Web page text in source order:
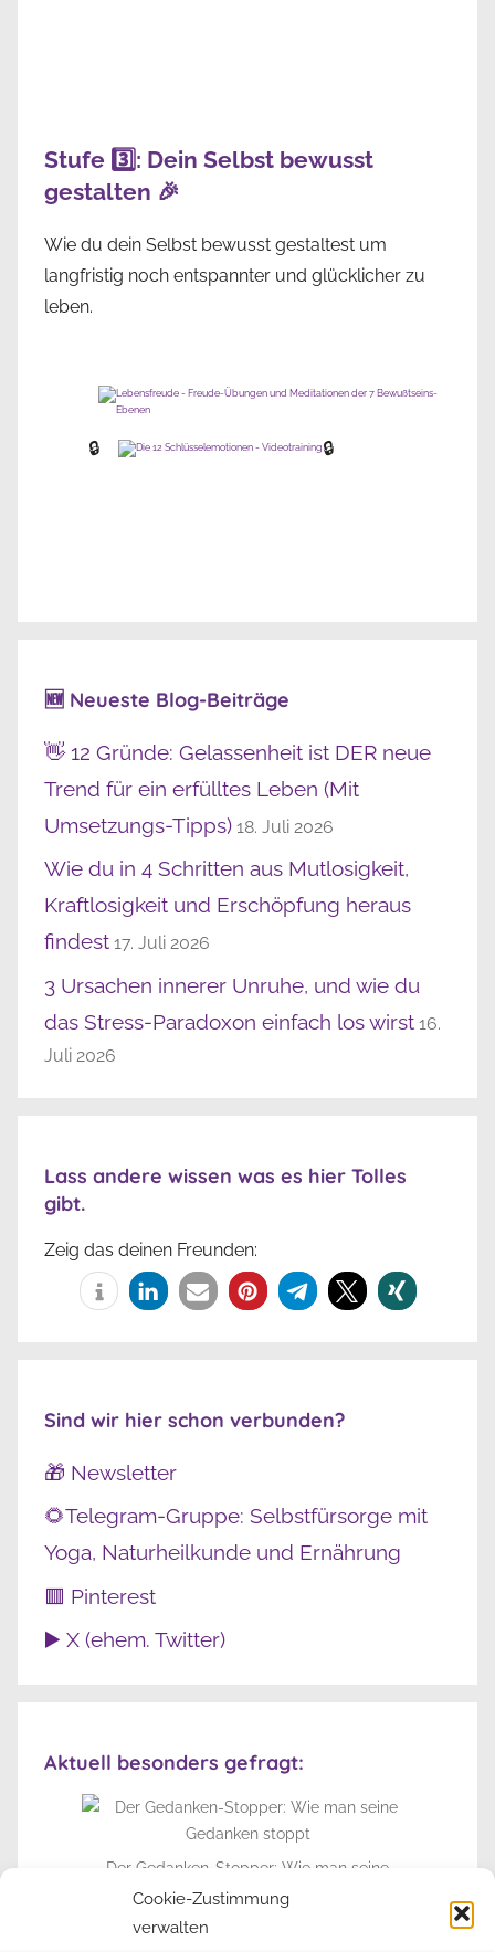
Cookie-Zustimmung
verwalten
Stufe 3️⃣: Dein Selbst bewusst
gestalten 🎉
Wie du dein Selbst bewusst gestaltest um
langfristig noch entspannter und glücklicher zu
leben.
🔒 🔒
🆕 Neueste Blog-Beiträge
👋 12 Gründe: Gelassenheit ist DER neue
Trend für ein erfülltes Leben (Mit
Umsetzungs-Tipps) 18. Juli 2026
Wie du in 4 Schritten aus Mutlosigkeit,
Kraftlosigkeit und Erschöpfung heraus
findest 17. Juli 2026
3 Ursachen innerer Unruhe, und wie du
das Stress-Paradoxon einfach los wirst 16.
Juli 2026
Lass andere wissen was es hier Tolles
gibt.
Zeig das deinen Freunden:
Sind wir hier schon verbunden?
🎁 Newsletter
🌻Telegram-Gruppe: Selbstfürsorge mit
Yoga, Naturheilkunde und Ernährung
🟥 Pinterest
▶️ X (ehem. Twitter)
Aktuell besonders gefragt:
Der Gedanken-Stopper: Wie man seine
Gedanken stoppt